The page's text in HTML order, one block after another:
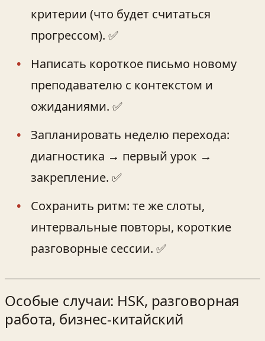
критерии (что будет считаться
прогрессом). ✅
Написать короткое письмо новому
преподавателю с контекстом и
ожиданиями. ✅
Запланировать неделю перехода:
диагностика → первый урок →
закрепление. ✅
Сохранить ритм: те же слоты,
интервальные повторы, короткие
разговорные сессии. ✅
Особые случаи: HSK, разговорная
работа, бизнес-китайский